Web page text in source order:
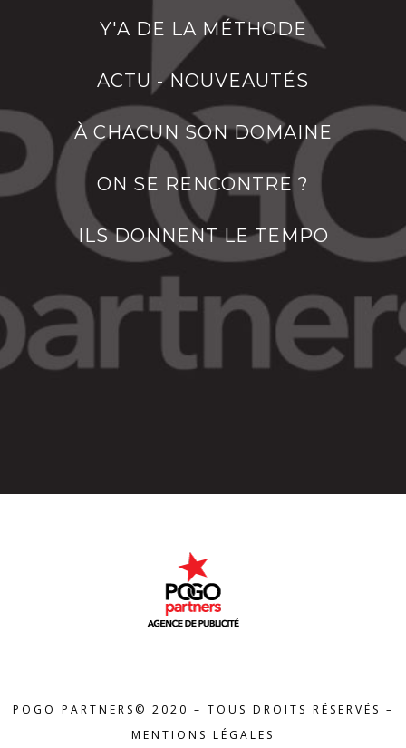
Y'A DE LA MÉTHODE
ACTU - NOUVEAUTÉS
À CHACUN SON DOMAINE
ON SE RENCONTRE ?
ILS DONNENT LE TEMPO
POGO PARTNERS© 2020 – TOUS DROITS RÉSERVÉS –
MENTIONS LÉGALES